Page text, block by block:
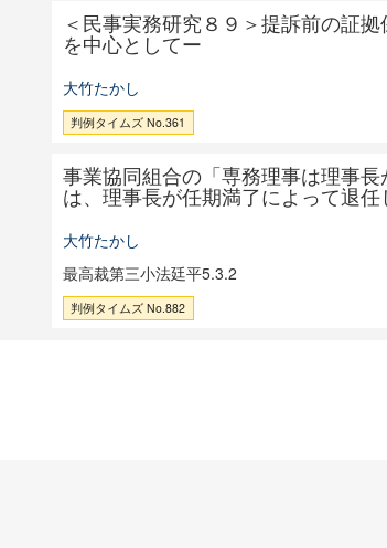
＜民事実務研究８９＞提訴前の証
を中心としてー
大竹たかし
判例タイムズ No.361
事業協同組合の「専務理事は理事
は、理事長が任期満了によって退
大竹たかし
最高裁第三小法廷平5.3.2
判例タイムズ No.882